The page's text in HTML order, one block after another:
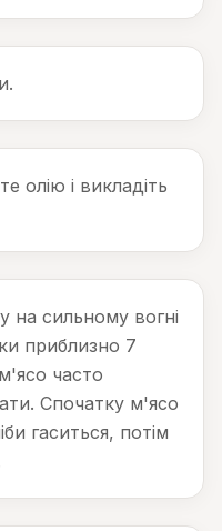
олію і викладіть
на сильному вогні
приблизно 7
часто
Спочатку м'ясо
гаситься, потім